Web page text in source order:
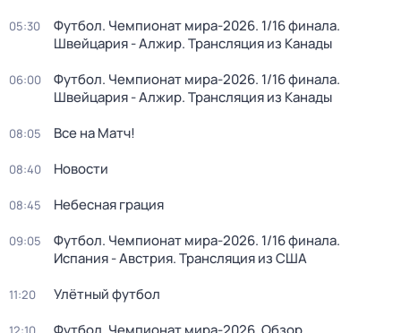
05:30
Футбол. Чемпионат мира-2026. 1/16 финала.
Швейцария - Алжир. Трансляция из Канады
06:00
Футбол. Чемпионат мира-2026. 1/16 финала.
Швейцария - Алжир. Трансляция из Канады
08:05 Все на Матч!
08:40 Новости
08:45 Небесная грация
09:05
Футбол. Чемпионат мира-2026. 1/16 финала.
Испания - Австрия. Трансляция из США
11:20 Улётный футбол